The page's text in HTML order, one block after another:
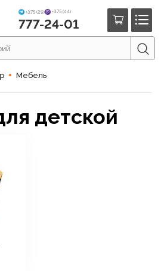
+375 (29) +375 (44)
777-24-01
Мебель
детской